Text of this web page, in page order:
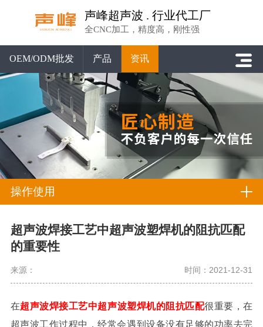
声峰超声波 . 行业代工厂
全CNC加工，精度高，刚性强
OEM/ODM批发 产品 资讯
操作使用
超声波焊接工艺中超声波塑焊机的阻抗匹配
的重要性
来源： 时间：2021-12-31
在超声波焊接工艺中超声波塑焊机的阻抗匹配很重要，在
超声波工作过程中，经常会遇到设备没有足够的功率去完